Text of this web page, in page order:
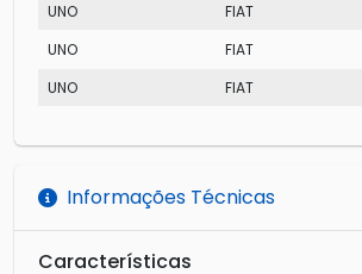
UNO
FIAT
UNO
FIAT
UNO
FIAT
Informações Técnicas
Características